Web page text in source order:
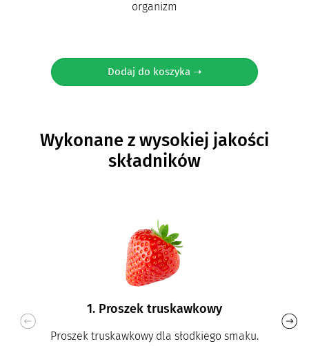
organizm
Dodaj do koszyka ➝
Wykonane z wysokiej jakości
składników
1. Proszek truskawkowy
Proszek truskawkowy dla słodkiego smaku.